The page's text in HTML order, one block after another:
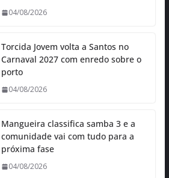
04/08/2026
Torcida Jovem volta a Santos no
Carnaval 2027 com enredo sobre o
porto
04/08/2026
Mangueira classifica samba 3 e a
comunidade vai com tudo para a
próxima fase
04/08/2026